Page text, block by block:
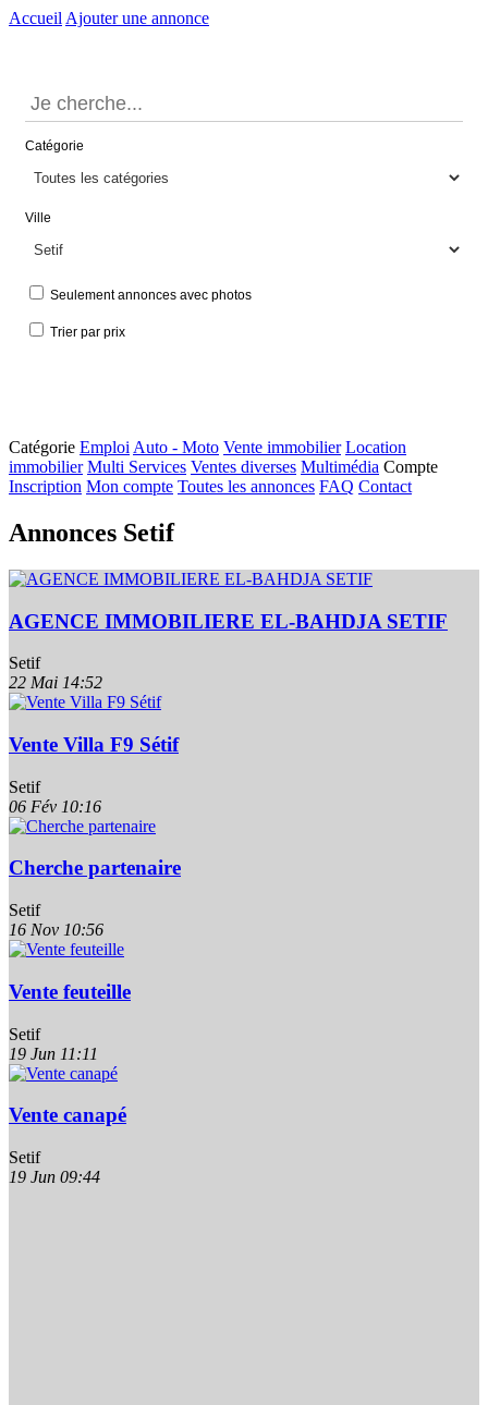
Accueil Ajouter une annonce
Catégorie
Ville
Seulement annonces avec photos
Trier par prix
Catégorie Emploi Auto - Moto Vente immobilier Location
immobilier Multi Services Ventes diverses Multimédia Compte
Inscription Mon compte Toutes les annonces FAQ Contact
Annonces Setif
AGENCE IMMOBILIERE EL-BAHDJA SETIF
Setif
22 Mai 14:52
Vente Villa F9 Sétif
Setif
06 Fév 10:16
Cherche partenaire
Setif
16 Nov 10:56
Vente feuteille
Setif
19 Jun 11:11
Vente canapé
Setif
19 Jun 09:44